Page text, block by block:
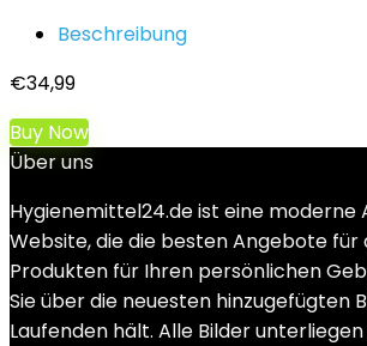
Beschreibung
€34,99
Buy Now
Über uns
Hygienemittel24.de ist eine
Website, die die besten Angebote für
Produkten für Ihren persönlichen
Sie über die neuesten hinzugefügten
Laufenden hält. Alle Bilder